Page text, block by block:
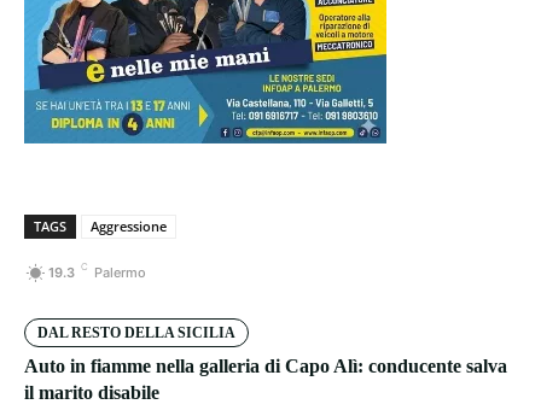
TAGS Aggressione
19.3 C Palermo
DAL RESTO DELLA SICILIA
Auto in fiamme nella galleria di Capo Alì: conducente salva
il marito disabile